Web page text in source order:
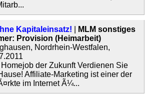
Kapitaleinsatz!
MLM sonstiges
Provision (Heimarbeit)
Nordrhein-Westfalen,
der Zukunft Verdienen Sie
Affiliate-Marketing ist einer der
im Internet Ã¼...